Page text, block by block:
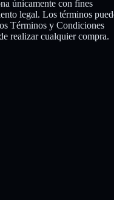
únicamente con fines
legal. Los términos
Términos y Condiciones
realizar cualquier compra.